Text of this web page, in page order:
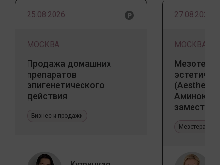
25.08.2026
МОСКВА
Продажа домашних
препаратов
эпигенетического
действия
Бизнес и продажи
27.08.2026
МОСКВА
(Aesthetic
Мезотерапия